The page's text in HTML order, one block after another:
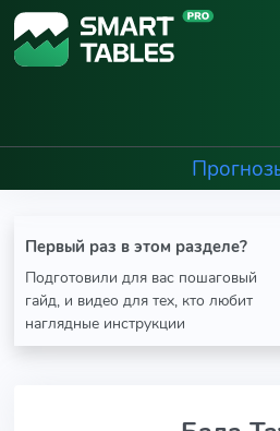
Первый раз в этом разделе?
Подготовили для вас пошаговый
гайд, и видео для тех, кто любит
наглядные инструкции